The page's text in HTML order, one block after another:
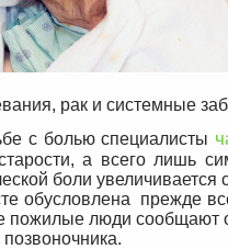
рак и системные
с болью специалисты
а всего лишь
боли
обусловлена прежде
пожилые люди сообщают
позвоночника.